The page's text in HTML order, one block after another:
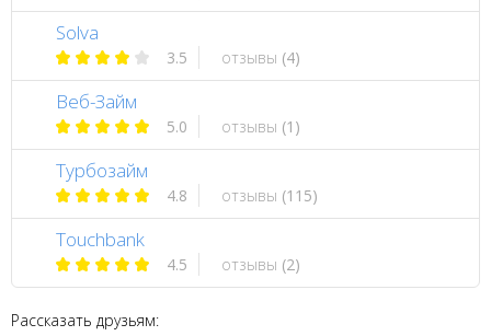
Solva
3.5 отзывы (4)
Веб-Займ
5.0 отзывы (1)
Турбозайм
4.8 отзывы (115)
Touchbank
4.5 отзывы (2)
Рассказать друзьям: